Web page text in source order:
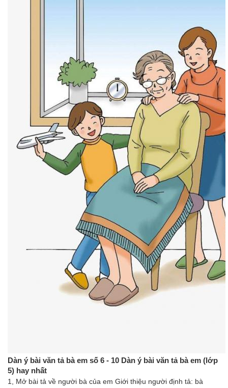
Dàn ý bài văn tả bà em số 6 - 10 Dàn ý bài văn tả bà em (lớp
5) hay nhất
1, Mở bài tả về người bà của em Giới thiệu người định tả: bà